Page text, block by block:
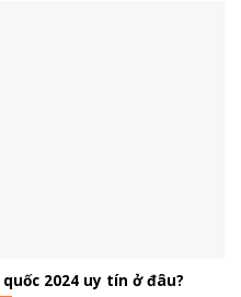
2024 uy tín ở đâu?